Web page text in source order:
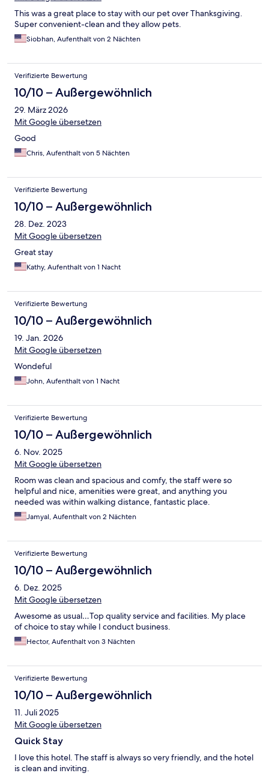
This was a great place to stay with our pet over Thanksgiving.
Super convenient-clean and they allow pets.
Siobhan, Aufenthalt von 2 Nächten
Verifizierte Bewertung
10/10 – Außergewöhnlich
29. März 2026
Mit Google übersetzen
Good
Chris, Aufenthalt von 5 Nächten
Verifizierte Bewertung
10/10 – Außergewöhnlich
28. Dez. 2023
Mit Google übersetzen
Great stay
Kathy, Aufenthalt von 1 Nacht
Verifizierte Bewertung
10/10 – Außergewöhnlich
19. Jan. 2026
Mit Google übersetzen
Wondeful
John, Aufenthalt von 1 Nacht
Verifizierte Bewertung
10/10 – Außergewöhnlich
6. Nov. 2025
Mit Google übersetzen
Room was clean and spacious and comfy, the staff were so
helpful and nice, amenities were great, and anything you
needed was within walking distance, fantastic place.
Jamyal, Aufenthalt von 2 Nächten
Verifizierte Bewertung
10/10 – Außergewöhnlich
6. Dez. 2025
Mit Google übersetzen
Awesome as usual…Top quality service and facilities. My place
of choice to stay while I conduct business.
Hector, Aufenthalt von 3 Nächten
Verifizierte Bewertung
10/10 – Außergewöhnlich
11. Juli 2025
Mit Google übersetzen
Quick Stay
I love this hotel. The staff is always so very friendly, and the hotel
is clean and inviting.